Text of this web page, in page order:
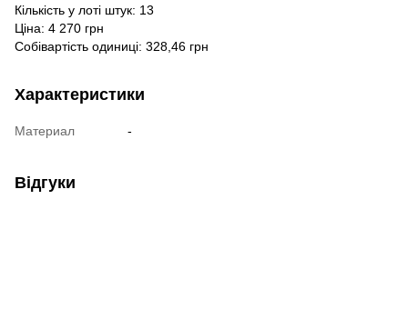
Кількість у лоті штук: 13
Ціна: 4 270 грн
Собівартість одиниці: 328,46 грн
Характеристики
Материал -
Відгуки